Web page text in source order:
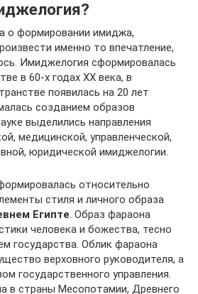
о формировании имиджа,
именно то впечатление,
Имиджелогия сформировалась
в 60-х годах XX века, в
появилась на 20 лет
созданием образов
выделились направления
медицинской, управленческой,
юридической имиджелогии.
относительно
стиля и личного образа
Египте. Образ фараона
человека и божества, тесно
государства. Облик фараона
верховного руководителя, а
государственного управления.
в страны Месопотамии, Древнего